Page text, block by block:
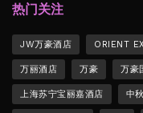
热门关注
JW万豪酒店 ORIENT
万丽酒店 万豪 万豪
上海苏宁宝丽嘉酒店 中